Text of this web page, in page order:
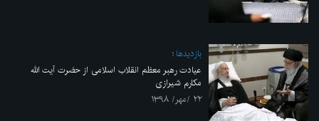
بازديدها
عیادت رهبر معظم انقلاب اسلامی از حضرت آیت الله
مکارم شیرازی
۲۲ /مهر/ ۱۳۹۸